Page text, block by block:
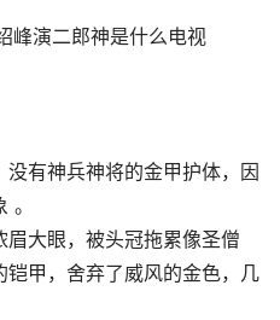
有神兵神将的金甲护体，因
眉大眼，被头冠拖累像圣僧
甲，舍弃了威风的金色，几